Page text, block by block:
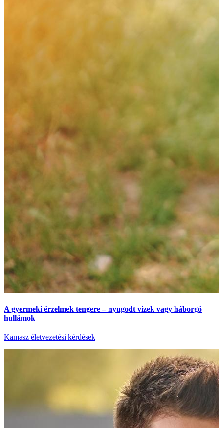
A gyermeki érzelmek tengere – nyugodt vizek vagy háborgó
hullámok
Kamasz életvezetési kérdések